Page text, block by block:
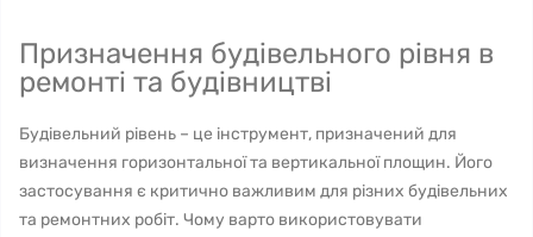
Призначення будівельного рівня в
ремонті та будівництві
Будівельний рівень – це інструмент, призначений для
визначення горизонтальної та вертикальної площин. Його
застосування є критично важливим для різних будівельних
та ремонтних робіт. Чому варто використовувати